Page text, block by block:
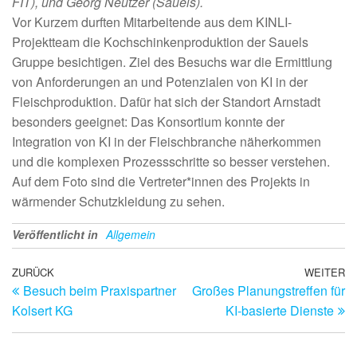
Vor Kurzem durften Mitarbeitende aus dem KINLI-
Projektteam die Kochschinkenproduktion der Sauels
Gruppe besichtigen. Ziel des Besuchs war die Ermittlung
von Anforderungen an und Potenzialen von KI in der
Fleischproduktion. Dafür hat sich der Standort Arnstadt
besonders geeignet: Das Konsortium konnte der
Integration von KI in der Fleischbranche näherkommen
und die komplexen Prozessschritte so besser verstehen.
Auf dem Foto sind die Vertreter*innen des Projekts in
wärmender Schutzkleidung zu sehen.
Veröffentlicht in Allgemein
Beitrags-
Navigation
Vorheriger
Beitrag
ZURÜCK
Besuch beim Praxispartner
Kolsert KG
WEITER
Großes Planungstreffen für
KI-basierte Dienste